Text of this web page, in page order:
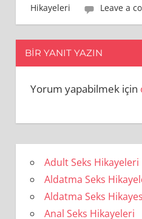
Hikayeleri
Leave a
BIR YANIT YAZIN
Yorum yapabilmek için
Adult Seks Hikayeleri
Aldatma Seks
Aldatma Seks
Anal Seks Hikayeleri